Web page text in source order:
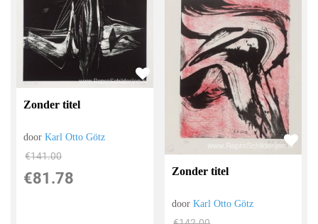
Zonder titel
doorKarl Otto Götz
€141.00
€81.78 Zonder titel
doorKarl Otto Götz